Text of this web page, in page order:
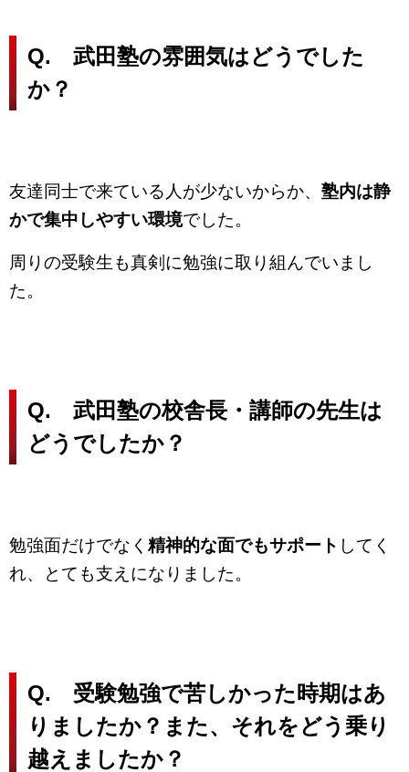
Q. 武田塾の雰囲気はどうでした
か？
友達同士で来ている人が少ないからか、 塾内は静
かで集中しやすい環境でした。
周りの受験生も真剣に勉強に取り組んでいまし
た。
Q. 武田塾の校舎長・講師の先生は
どうでしたか？
勉強面だけでなく 精神的な面でもサポート してく
れ、とても支えになりました。
Q. 受験勉強で苦しかった時期はあ
りましたか？ また、それをどう乗り
越えましたか？